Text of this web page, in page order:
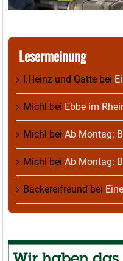
Lesermeinung
I.Heinz und Gatte bei
Michl bei Ebbe im
Michl bei Ab Montag:
Michl bei Ab Montag:
Bäckereifreund bei